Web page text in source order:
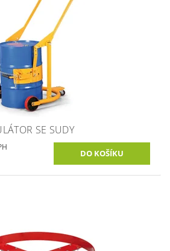
SE SUDY